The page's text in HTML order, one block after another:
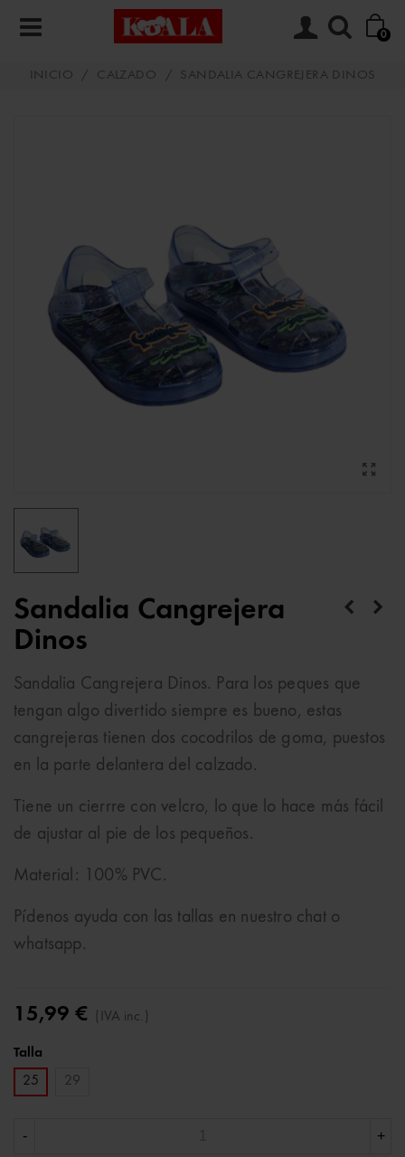
0
INICIO / CALZADO / SANDALIA CANGREJERA DINOS
Sandalia Cangrejera
Dinos
Sandalia Cangrejera Dinos. Para los peques que
tengan algo divertido siempre es bueno, estas
cangrejeras tienen dos cocodrilos de goma, puestos
en la parte delantera del calzado.
Tiene un cierrre con velcro, lo que lo hace más fácil
de ajustar al pie de los pequeños.
Material: 100% PVC.
Pídenos ayuda con las tallas en nuestro chat o
whatsapp.
15,99 € (IVA inc.)
Talla
25
29
- +